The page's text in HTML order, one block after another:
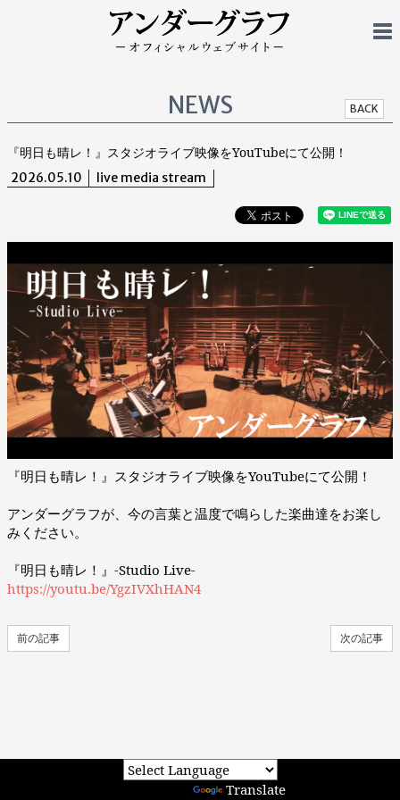
NEWS BACK
『明日も晴レ！』スタジオライブ映像をYouTubeにて公開！
2026.05.10 live media stream
『明日も晴レ！』スタジオライブ映像をYouTubeにて公開！
アンダーグラフが、今の言葉と温度で鳴らした楽曲達をお楽し
みください。
『明日も晴レ！』-Studio Live-
https://youtu.be/YgzIVXhHAN4
次の記事
前の記事
Translate